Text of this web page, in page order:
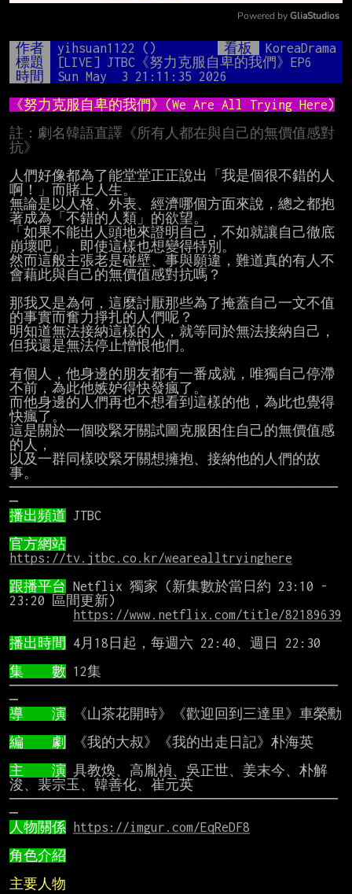
Mute
Powered by GliaStudios
作者 yihsuan1122 () 看板
KoreaDrama
標題
[LIVE] JTBC《努力克服自卑的我們》EP6
時間
Sun May  3 21:11:35 2026
《努力克服自卑的我們》(We Are All Trying Here)
註：劇名韓語直譯《所有人都在與自己的無價值感對
抗》
人們好像都為了能堂堂正正說出「我是個很不錯的人
啊！」而賭上人生。
無論是以人格、外表、經濟哪個方面來說，總之都抱
著成為「不錯的人類」的欲望。
「如果不能出人頭地來證明自己，不如就讓自己徹底
崩壞吧」，即使這樣也想變得特別。
然而這般主張老是碰壁、事與願違，難道真的有人不
會藉此與自己的無價值感對抗嗎？
那我又是為何，這麼討厭那些為了掩蓋自己一文不值
的事實而奮力掙扎的人們呢？
明知道無法接納這樣的人，就等同於無法接納自己，
但我還是無法停止憎恨他們。
有個人，他身邊的朋友都有一番成就，唯獨自己停滯
不前，為此他嫉妒得快發瘋了。
而他身邊的人們再也不想看到這樣的他，為此也覺得
快瘋了。
這是關於一個咬緊牙關試圖克服困住自己的無價值感
的人，
以及一群同樣咬緊牙關想擁抱、接納他的人們的故
事。
──────────────────────────────────────
播出頻道 JTBC
官方網站
https://tv.jtbc.co.kr/wearealltryinghere
跟播平台
Netflix 獨家 (新集數於當日約 23:10 -
23:20 區間更新)
https://www.netflix.com/title/82189639
播出時間
4月18日起，每週六 22:40、週日 22:30
集    數 12集
──────────────────────────────────────
導    演 《山茶花開時》《歡迎回到三達里》車榮勳
編    劇
《我的大叔》《我的出走日記》朴海英
主    演 具教煥、高胤禎、吳正世、姜末今、朴解
浚、裴宗玉、韓善化、崔元英
──────────────────────────────────────
人物關係
https://imgur.com/EqReDF8
角色介紹
主要人物